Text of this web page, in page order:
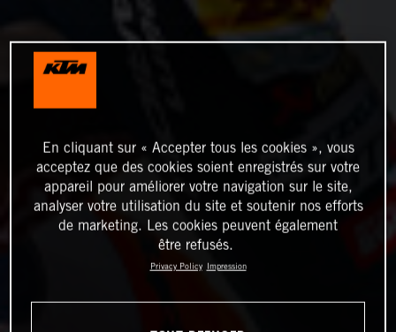
En cliquant sur « Accepter tous les cookies », vous
acceptez que des cookies soient enregistrés sur votre
appareil pour améliorer votre navigation sur le site,
analyser votre utilisation du site et soutenir nos efforts
de marketing. Les cookies peuvent également
être refusés.
Privacy Policy Impression